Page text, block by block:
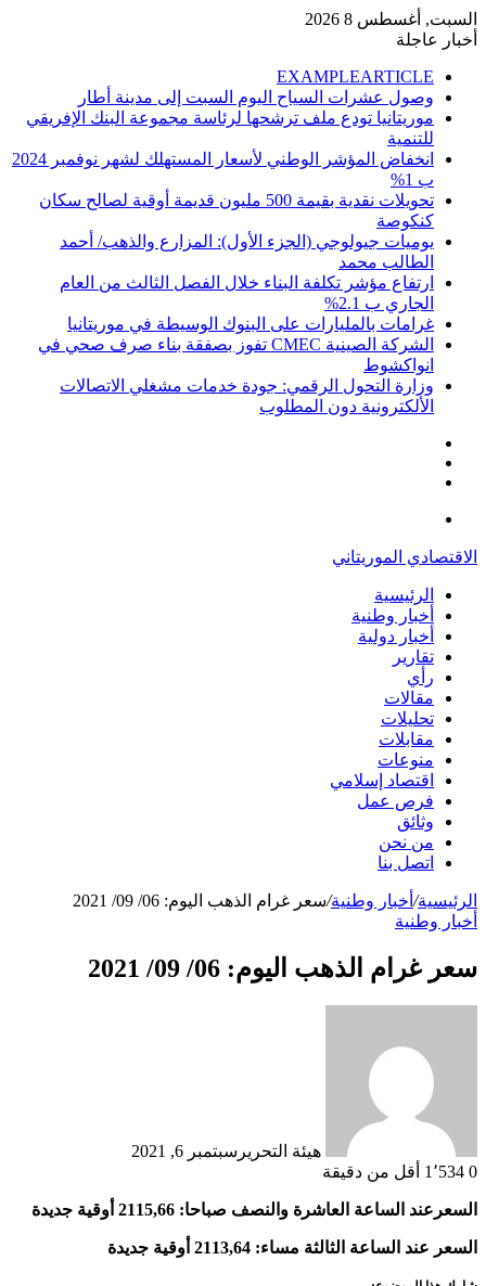
السبت, أغسطس 8 2026
أخبار عاجلة
EXAMPLEARTICLE
وصول عشرات السياح اليوم السبت إلى مدينة أطار
موريتانيا تودع ملف ترشحها لرئاسة مجموعة البنك الإفريقي
للتنمية
انخفاض المؤشر الوطني لأسعار المستهلك لشهر نوفمبر 2024
ب 1%
تحويلات نقدية بقيمة 500 مليون قديمة أوقية لصالح سكان
كنكوصة
يوميات جيولوجي (الجزء الأول): المزارع والذهب/ أحمد
الطالب محمد
ارتفاع مؤشر تكلفة البناء خلال الفصل الثالث من العام
الجاري ب 2.1%
غرامات بالمليارات على البنوك الوسيطة في موريتانيا
الشركة الصينية CMEC تفوز بصفقة بناء صرف صحي في
انواكشوط
وزارة التحول الرقمي: جودة خدمات مشغلي الاتصالات
الألكترونية دون المطلوب
الاقتصادي الموريتاني
الرئيسية
أخبار وطنية
أخبار دولية
تقارير
رأي
مقالات
تحليلات
مقابلات
منوعات
اقتصاد إسلامي
فرص عمل
وثائق
من نحن
اتصل بنا
الرئيسية/ أخبار وطنية/سعر غرام الذهب اليوم: 06/ 09/ 2021
أخبار وطنية
سعر غرام الذهب اليوم: 06/ 09/ 2021
هيئة التحرير سبتمبر 6, 2021
0
أقل من دقيقة
السعرعند الساعة العاشرة والنصف صباحا: 2115,66 أوقية جديدة
السعر عند الساعة الثالثة مساء: 2113,64 أوقية جديدة